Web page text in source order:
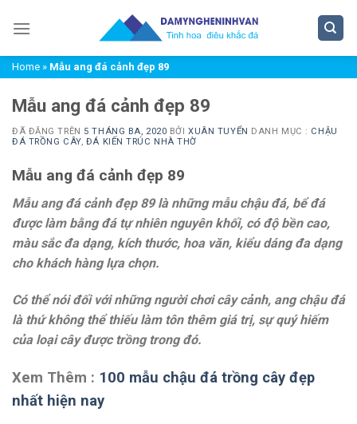
đến
dungHome » Mẫu ang đá cảnh đẹp 89
Mẫu ang đá cảnh đẹp 89
ĐÃ ĐĂNG TRÊN 5 THÁNG BA, 2020 BỞIXUÂN TUYỂN DANH MỤC : CHẬU
ĐÁ TRỒNG CÂY, ĐÁ KIẾN TRÚC NHÀ THỜ
Mẫu ang đá cảnh đẹp 89
Mẫu ang đá cảnh đẹp 89 là những mẫu chậu đá, bể đá
được làm bằng đá tự nhiên nguyên khối, có độ bền cao,
màu sắc đa dạng, kích thước, hoa văn, kiểu dáng đa dạng
cho khách hàng lựa chọn.
Có thể nói đối với những người chơi cây cảnh, ang chậu đá
là thứ không thể thiếu làm tôn thêm giá trị, sự quý hiếm
của loại cây được trồng trong đó.
Xem Thêm : 100 mẫu chậu đá trồng cây đẹp
nhất hiện nay